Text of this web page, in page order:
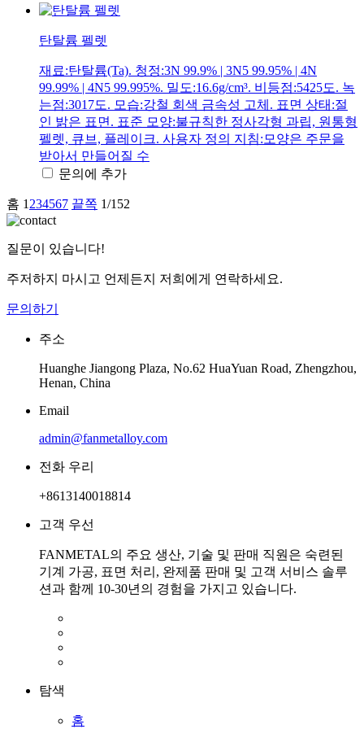
탄탈륨 펠렛
재료:탄탈륨(Ta). 청정:3N 99.9% | 3N5 99.95% | 4N
99.99% | 4N5 99.995%. 밀도:16.6g/cm³. 비등점:5425도. 녹
는점:3017도. 모습:강철 회색 금속성 고체. 표면 상태:절
인 밝은 표면. 표준 모양:불규칙한 정사각형 과립, 원통형
펠렛, 큐브, 플레이크. 사용자 정의 지침:모양은 주문을
받아서 만들어질 수
문의에 추가
홈 1 234567 끝쪽 1/152
질문이 있습니다!
주저하지 마시고 언제든지 저희에게 연락하세요.
문의하기
주소
Huanghe Jiangong Plaza, No.62 HuaYuan Road, Zhengzhou,
Henan, China
Email
admin@fanmetalloy.com
전화 우리
+8613140018814
고객 우선
FANMETAL의 주요 생산, 기술 및 판매 직원은 숙련된
기계 가공, 표면 처리, 완제품 판매 및 고객 서비스 솔루
션과 함께 10-30년의 경험을 가지고 있습니다.
탐색
홈